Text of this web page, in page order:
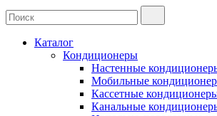
Каталог
Кондиционеры
Настенные
Мобильные
Кассетные
Канальные